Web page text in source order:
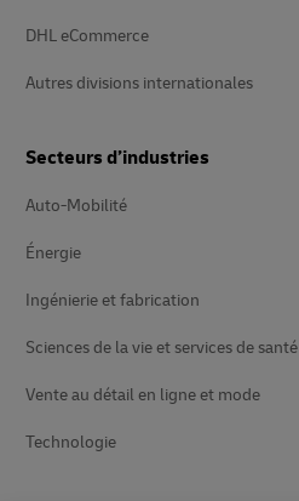
DHL eCommerce
Autres divisions internationales
Secteurs d’industries
Auto-Mobilité
Énergie
Ingénierie et fabrication
Sciences de la vie et services de santé
Vente au détail en ligne et mode
Technologie